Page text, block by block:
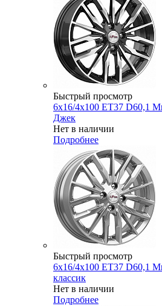
Быстрый просмотр
6x16/4x100 ET37 D60,1
Джек
Нет в наличии
Подробнее
Быстрый просмотр
6x16/4x100 ET37 D60,1
классик
Нет в наличии
Подробнее